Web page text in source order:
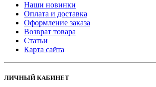
Наши новинки
Оплата и доставка
Оформление заказа
Возврат товара
Статьи
Карта сайта
ЛИЧНЫЙ КАБИНЕТ